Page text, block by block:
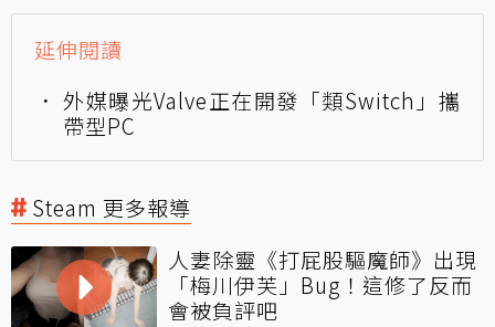
延伸閱讀
外媒曝光Valve正在開發「類Switch」攜
帶型PC
Steam 更多報導
人妻除靈《打屁股驅魔師》出現
「梅川伊芙」Bug！這修了反而
會被負評吧